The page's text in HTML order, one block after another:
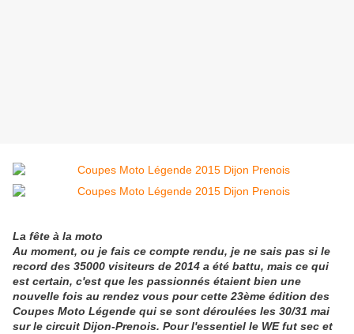
La fête à la moto
Au moment, ou je fais ce compte rendu, je ne sais pas si le
record des 35000 visiteurs de 2014 a été battu, mais ce qui
est certain, c'est que les passionnés étaient bien une
nouvelle fois au rendez vous pour cette 23ème édition des
Coupes Moto Légende qui se sont déroulées les 30/31 mai
sur le circuit Dijon-Prenois. Pour l'essentiel le WE fut sec et